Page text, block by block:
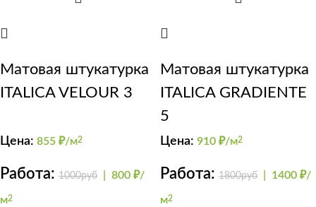
Матовая штукатурка
ITALICA VELOUR 3
Цена: 855 ₽/м2
Работа: 1000руб 800 ₽/
м2
Матовая штукатурка
ITALICA GRADIENTE
5
Цена: 910 ₽/м2
Работа: 1800руб 1400 ₽/
м2